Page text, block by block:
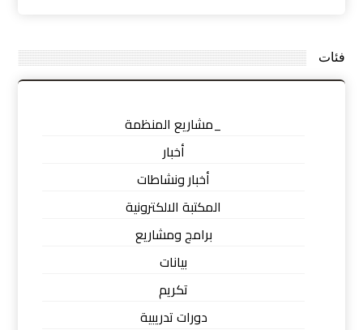
فئات
_مشاريع المنظمة
أخبار
أخبار ونشاطات
المكتبة الالكترونية
برامج ومشاريع
بيانات
تكريم
دورات تدريبية